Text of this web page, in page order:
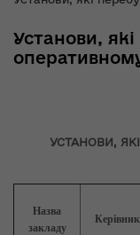
Установи,
УСТАНОВИ,
Назва
закладу
Керівник